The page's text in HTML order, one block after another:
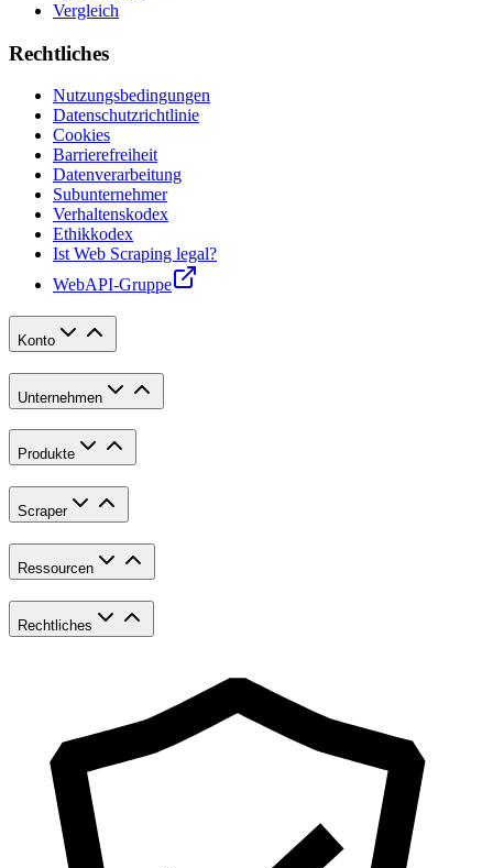
Vergleich
Rechtliches
Nutzungsbedingungen
Datenschutzrichtlinie
Cookies
Barrierefreiheit
Datenverarbeitung
Subunternehmer
Verhaltenskodex
Ethikkodex
Ist Web Scraping legal?
WebAPI-Gruppe
Konto
Unternehmen
Produkte
Scraper
Ressourcen
Rechtliches